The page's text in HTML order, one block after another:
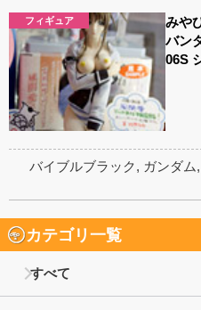
フィギュア
みや
バン
06S
バイブルブラック, ガンダム,
カテゴリ一覧
すべて